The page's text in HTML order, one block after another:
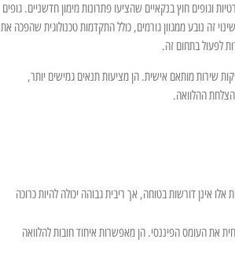
וגופים חוץ בנקאיים שהציעו פתרונות מימון חדשניים. גופים
זה נובע ממגוון גורמים, כולל התקדמות טכנולוגית שהפכה את
לפעול בתחום זה.
שירות מותאם אישית. הן מציעות תנאים גמישים יותר,
ההלוואה.
אלו אינן דורשות בטוחה, אך ריבית גבוהה יכולה להיות כרוכה
את העומס הפיננסי. הן מאפשרות איחוד חובות להלוואה